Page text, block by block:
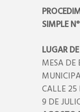
SIMPLE
LUGAR
MESA DE
CALLE 25
9 DE